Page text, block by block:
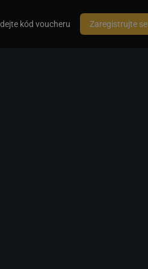
kód voucheru Zaregistrujte se